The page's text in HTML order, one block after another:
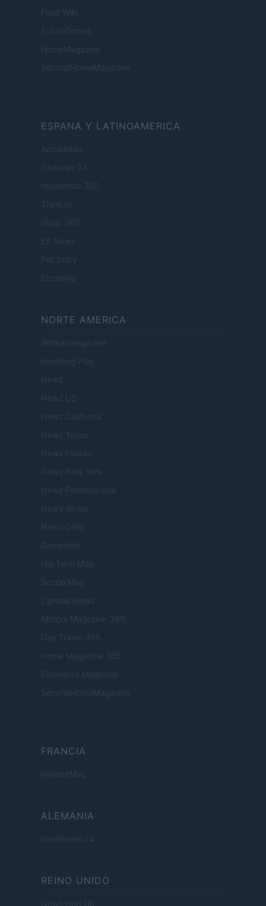
Food Wiki
FuturoDonna
HomeMagazine
SecondHomeMagazine
ESPANA Y LATINOAMERICA
Actualidad
Finanzas 24
Investindo 365
Think.es
Viajar 365
ES Newz
Pet Story
Encocina
NORTE AMERICA
Womanmagazine
Investing Plus
Newz
Newz US
Newz California
Newz Texas
Newz Florida
Newz New York
Newz Pennsylvania
Newz Illinois
Newz Ohio
Gameland
Hig Tech Mag
Scoop Mag
Lgbtqia News
Motors Magazine 365
Day Travel 365
Home Magazine 365
Cineverse Magazine
SecondHomeMagazine
FRANCIA
InvestirMag
ALEMANIA
Investieren24
REINO UNIDO
News Hub UK